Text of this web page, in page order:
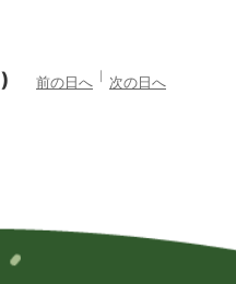
) 前の日へ 次の日へ